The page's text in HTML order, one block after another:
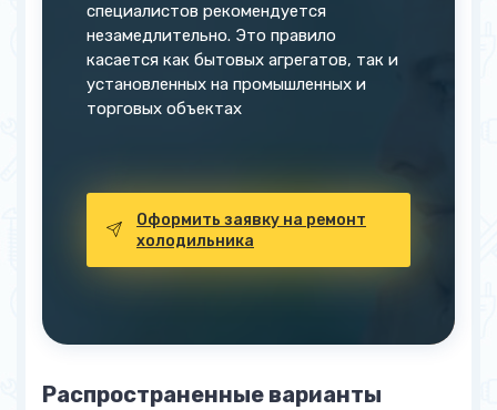
специалистов рекомендуется
незамедлительно. Это правило
касается как бытовых агрегатов, так и
установленных на промышленных и
торговых объектах
Оформить заявку на ремонт
холодильника
Распространенные варианты